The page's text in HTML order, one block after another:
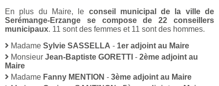
En plus du Maire, le conseil municipal de la ville de
Serémange-Erzange se compose de 22 conseillers
municipaux. 11 sont des femmes et 11 sont des hommes.
Madame Sylvie SASSELLA - 1er adjoint au Maire
Monsieur Jean-Baptiste GORETTI - 2ème adjoint au
Maire
Madame Fanny MENTION - 3ème adjoint au Maire